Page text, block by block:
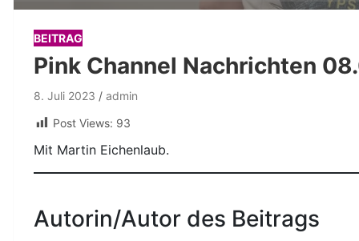
BEITRAG
Pink Channel Nachrichten
8. Juli 2023
admin
Post Views: 93
Mit Martin Eichenlaub.
Autorin/Autor des Beitrags